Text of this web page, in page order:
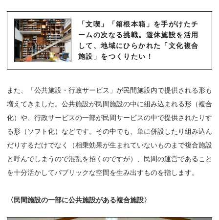
「文喫」「箱根本箱」を手がけたチ
ームの次なる挑戦。遊休施設を活用
して、地域にひらかれた「文化複合
施設」をつくりたい！
また、「公共施設・行政サービス」が民間施設内で提供される形も
増えてきました。公共施設が民間施設の中に組み込まれる形（複合
化）や、行政サービスの一部が民間サービスの中で提供されたりす
る形（ソフト化）などです。その中でも、単に併設したり組み込ん
だりするだけでなく（相乗効果が生まれていないものまで複合施設
と呼んでしまうので混乱を招くのですが）、民間の運営であること
を十分活かしてパブリックな空間を生み出すものを指します。
〈民間施設の一部に公共施設がある複合施設〉